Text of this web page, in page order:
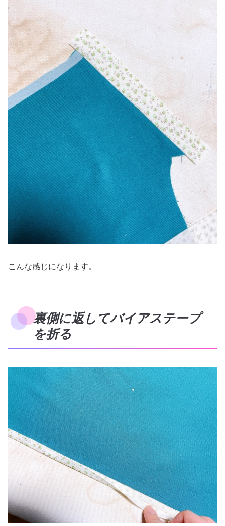
こんな感じになります。
裏側に返してバイアステープ
を折る